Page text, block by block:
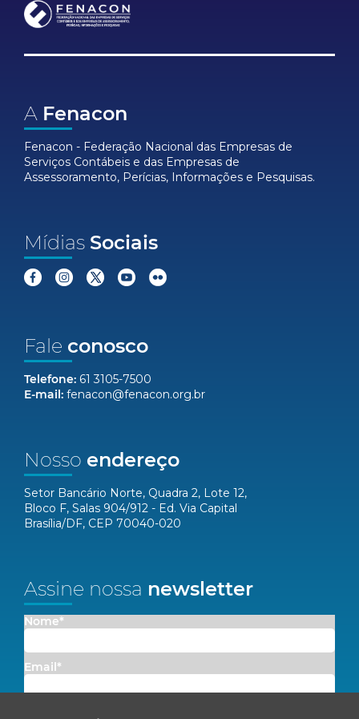
A Fenacon
Fenacon - Federação Nacional das Empresas de
Serviços Contábeis e das Empresas de
Assessoramento, Perícias, Informações e Pesquisas.
Mídias Sociais
Fale conosco
Telefone: 61 3105-7500
E-mail: fenacon@fenacon.org.br
Nosso endereço
Setor Bancário Norte, Quadra 2, Lote 12,
Bloco F, Salas 904/912 - Ed. Via Capital
Brasília/DF, CEP 70040-020
Assine nossa newsletter
Nome*
Email*